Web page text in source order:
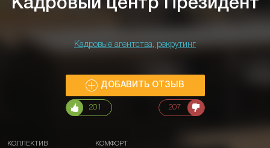
Кадровый центр Президент
Кадровые агентства, рекрутинг
ДОБАВИТЬ ОТЗЫВ
201 207
КОЛЛЕКТИВ КОМФОРТ